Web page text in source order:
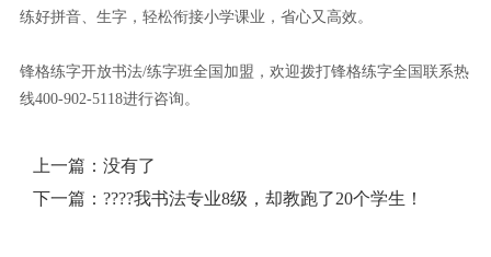
练好拼音、生字，轻松衔接小学课业，省心又高效。
锋格练字开放书法/练字班全国加盟，欢迎拨打锋格练字全国联系热
线400-902-5118进行咨询。
上一篇： 没有了
下一篇： ????我书法专业8级，却教跑了20个学生！